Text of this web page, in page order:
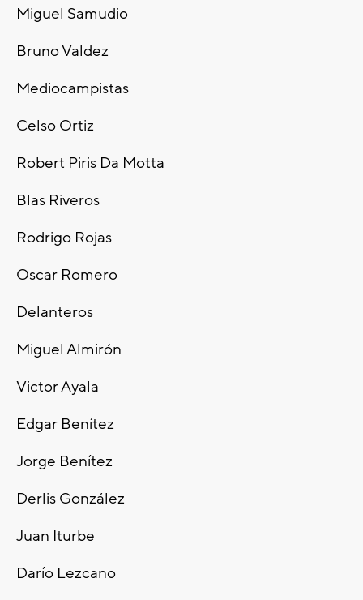
Miguel Samudio
Bruno Valdez
Mediocampistas
Celso Ortiz
Robert Piris Da Motta
Blas Riveros
Rodrigo Rojas
Oscar Romero
Delanteros
Miguel Almirón
Victor Ayala
Edgar Benítez
Jorge Benítez
Derlis González
Juan Iturbe
Darío Lezcano